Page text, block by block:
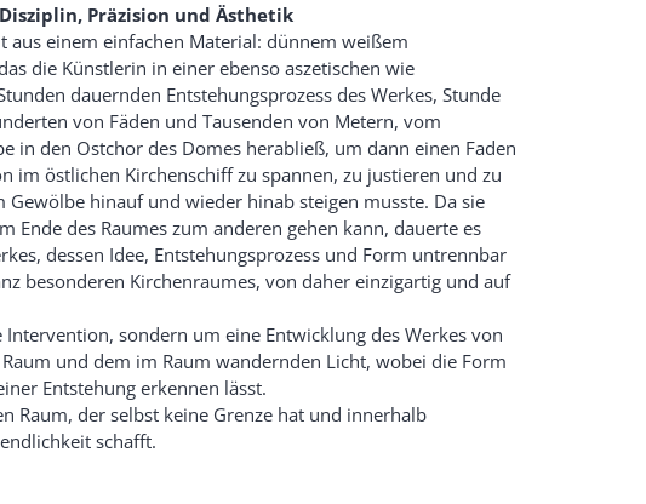
Präzision und Ästhetik
aus einem einfachen Material: dünnem weißem
die Künstlerin in einer ebenso aszetischen wie
dauernden Entstehungsprozess des Werkes, Stunde
von Fäden und Tausenden von Metern, vom
in den Ostchor des Domes herabließ, um dann einen Faden
im östlichen Kirchenschiff zu spannen, zu justieren und zu
hinauf und wieder hinab steigen musste. Da sie
des Raumes zum anderen gehen kann, dauerte es
dessen Idee, Entstehungsprozess und Form untrennbar
besonderen Kirchenraumes, von daher einzigartig und auf
sondern um eine Entwicklung des Werkes von
und dem im Raum wandernden Licht, wobei die Form
Entstehung erkennen lässt.
Raum, der selbst keine Grenze hat und innerhalb
schafft.